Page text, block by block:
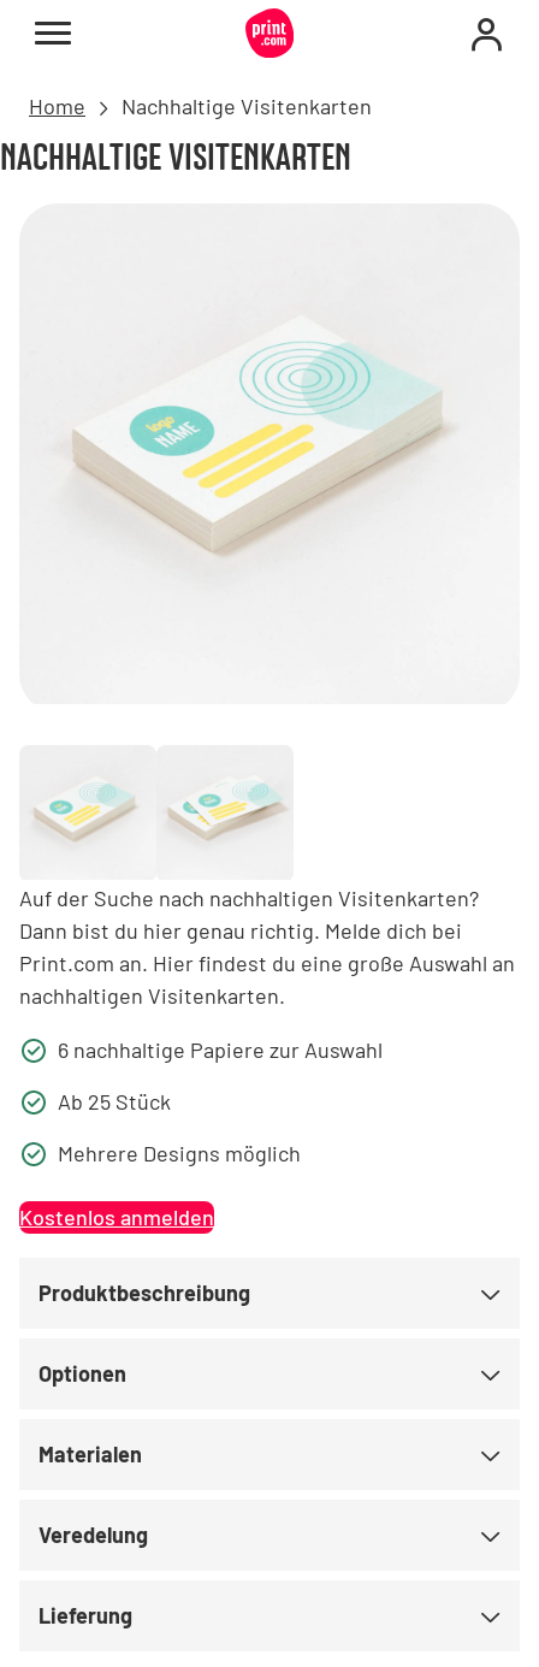
Home Nachhaltige Visitenkarten
NACHHALTIGE VISITENKARTEN
Auf der Suche nach nachhaltigen Visitenkarten?
Dann bist du hier genau richtig. Melde dich bei
Print.com an. Hier findest du eine große Auswahl an
nachhaltigen Visitenkarten.
6 nachhaltige Papiere zur Auswahl
Ab 25 Stück
Mehrere Designs möglich
Kostenlos anmelden
Produktbeschreibung
Optionen
Materialen
Veredelung
Lieferung